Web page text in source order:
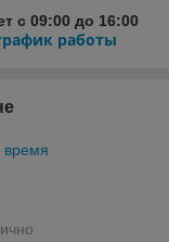
с 09:00 до 16:00
работы
время